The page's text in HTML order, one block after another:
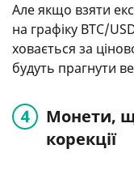
Але якщо взяти
на графіку BTC/
ховається за
будуть прагнути
Монети,
корекції